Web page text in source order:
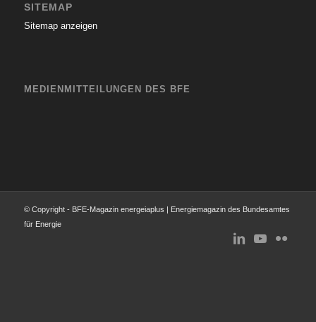
SITEMAP
Sitemap anzeigen
MEDIENMITTEILUNGEN DES BFE
© Copyright - BFE-Magazin energeiaplus | Energiemagazin des Bundesamtes
für Energie